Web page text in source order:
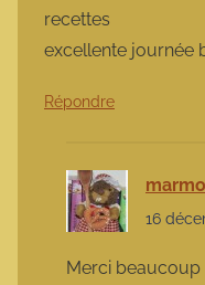
recettes
excellente journée
Répondre
16
Merci beaucoup